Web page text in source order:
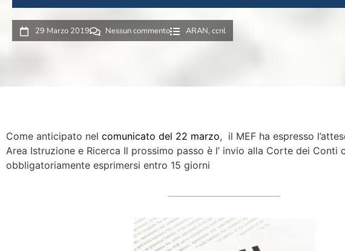
29 Marzo 2019 Nessun commento ARAN, ccnl
Come anticipato nel comunicato del 22 marzo, il MEF ha espresso
Area Istruzione e Ricerca Il prossimo passo è l’ invio alla Corte dei Conti
obbligatoriamente esprimersi entro 15 giorni